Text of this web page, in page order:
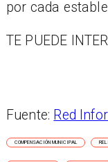
por cada
TE PUEDE
Fuente: Red
COMPENSACIÓN MUNICIPAL